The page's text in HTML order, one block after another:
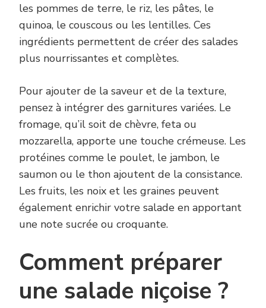
les pommes de terre, le riz, les pâtes, le
quinoa, le couscous ou les lentilles. Ces
ingrédients permettent de créer des salades
plus nourrissantes et complètes.
Pour ajouter de la saveur et de la texture,
pensez à intégrer des garnitures variées. Le
fromage, qu’il soit de chèvre, feta ou
mozzarella, apporte une touche crémeuse. Les
protéines comme le poulet, le jambon, le
saumon ou le thon ajoutent de la consistance.
Les fruits, les noix et les graines peuvent
également enrichir votre salade en apportant
une note sucrée ou croquante.
Comment préparer
une salade niçoise ?